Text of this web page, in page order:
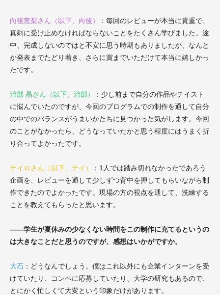
向後恵梨さん（以下、向後） ： 毎回のレビューが本当に貴重で、
真剣に受け止めなければならないことをたくさん学びました。途
中、完成しないのではと不安に思う時期もありましたが、なんと
か発表までたどり着き、さらに賞までいただけて本当に嬉しかっ
たです。
治部 晶さん（以下、治部） ： 少し前まで自分の作品やテイスト
に悩んでいたのですが、今回のプログラムでの制作を通して自分
の中でのバランスがうまいかたちに見つかった気がします。今回
のことがなかったら、どうなっていたかと思う程度にはうまく折
り合ってよかったです。
テイロさん（以下、テイ） ： 1人では踏み切れなかったであろう
企画を、レビューを通して少しずつ背中を押してもらいながら制
作できたのでよかったです。現場の方の視点を通して、洗練する
ことを教えてもらったと思います。
――学生が夏休みの少なくない時間をこの制作に充てるというの
は大きなことだと思うのですが、感想はいかがですか。
大石 ： どうなんでしょう。僕はこれ以外にも企業インターンを受
けていたり、コンペに応募していたり、大学の研究もあるので、
とにかく忙しくて大変という印象だけがあります。